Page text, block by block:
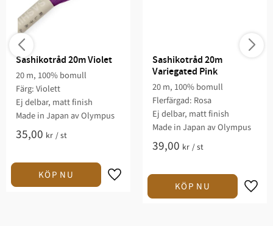
Sashikotråd 20m Violet
20 m, 100% bomull
Färg: Violett
Ej delbar, matt finish
Made in Japan av Olympus
35,00 kr /st
Sashikotråd 20m
Variegated Pink
20 m, 100% bomull
Flerfärgad: Rosa
Ej delbar, matt finish
Made in Japan av Olympus
39,00 kr /st